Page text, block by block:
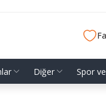
Diğer Spor